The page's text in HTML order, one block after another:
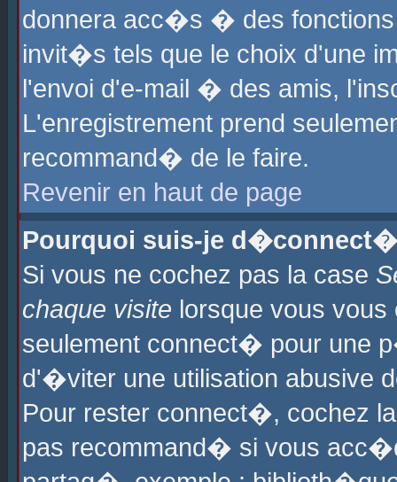
donnera acc�s � des fonctions
invit�s tels que le choix d'une
l'envoi d'e-mail � des amis,
L'enregistrement prend
recommand� de le faire.
Revenir en haut de page
Pourquoi suis-je
Si vous ne cochez pas la case
chaque visite lorsque vous
seulement connect� pour une
d'�viter une utilisation abusive
Pour rester connect�, cochez
pas recommand� si vous